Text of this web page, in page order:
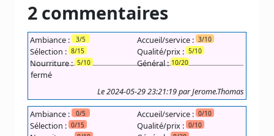
2 commentaires
Ambiance : 3/5 Accueil/service : 3/10
Sélection : 8/15 Qualité/prix : 5/10
Nourriture : 5/10 Général :10/20
fermé
Le 2024-05-29 23:21:19 par Jerome.Thomas
Ambiance : 0/5 Accueil/service : 0/10
Sélection : 0/15 Qualité/prix : 0/10